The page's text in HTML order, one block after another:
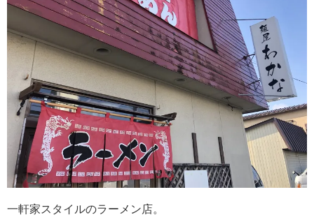
一軒家スタイルのラーメン店。